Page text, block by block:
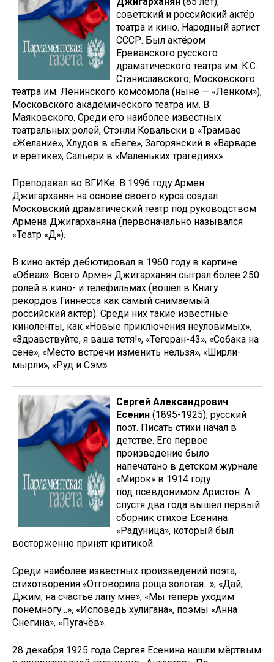
советский и российский актёр
театра и кино. Народный артист
СССР. Был актёром
Ереванского русского
драматического театра им. К.С.
Станиславского, Московского
театра им. Ленинского комсомола (ныне — «Ленком»),
Московского академического театра им. В.
Маяковского. Среди его наиболее известных
театральных ролей, Стэнли Ковальски в «Трамвае
«Желание», Хлудов в «Беге», Загорянский в «Варваре
и еретике», Сальери в «Маленьких трагедиях».
Преподавал во ВГИКе. В 1996 году Армен
Джигарханян на основе своего курса создал
Московский драматический театр под руководством
Армена Джигарханяна (первоначально назывался
«Театр «Д»).
В кино актёр дебютировал в 1960 году в картине
«Обвал». Всего Армен Джигарханян сыграл более 250
ролей в кино- и телефильмах (вошел в Книгу
рекордов Гиннесса как самый снимаемый
российский актёр). Среди них такие известные
киноленты, как «Новые приключения неуловимых»,
«Здравствуйте, я ваша тетя!», «Тегеран-43», «Собака на
сене», «Место встречи изменить нельзя», «Ширли-
мырли», «Руд и Сэм».
Сергей Александрович
Есенин (1895-1925), русский
поэт. Писать стихи начал в
детстве. Его первое
произведение было
напечатано в детском журнале
«Мирок» в 1914 году
под псевдонимом Аристон. А
спустя два года вышел первый
сборник стихов Есенина
«Радуница», который был
восторженно принят критикой.
Среди наиболее известных произведений поэта,
стихотворения «Отговорила роща золотая…», «Дай,
Джим, на счастье лапу мне», «Мы теперь уходим
понемногу…», «Исповедь хулигана», поэмы «Анна
Снегина», «Пугачёв».
28 декабря 1925 года Сергея Есенина нашли мёртвым